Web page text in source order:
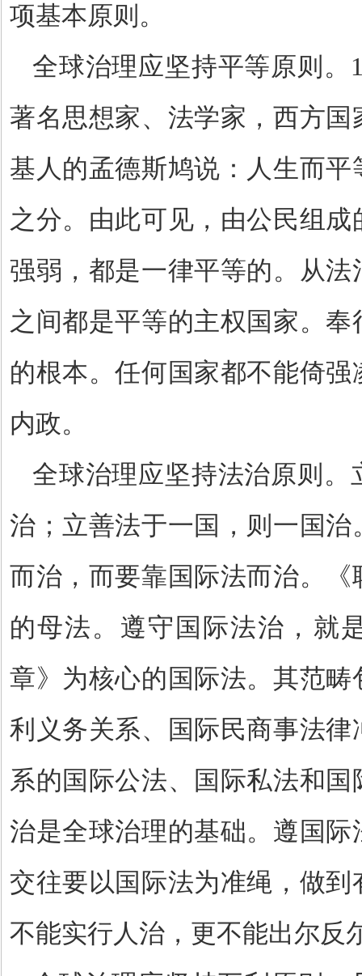
项基本原则。
全球治理应坚持平等原则。
著名思想家、法学家，西方
基人的孟德斯鸠说：人生而
之分。由此可见，由公民组
强弱，都是一律平等的。从
之间都是平等的主权国家。
的根本。任何国家都不能倚
内政。
全球治理应坚持法治原则。
治；立善法于一国，则一国
而治，而要靠国际法而治。
的母法。遵守国际法治，就
章》为核心的国际法。其范
利义务关系、国际民商事法
系的国际公法、国际私法和
治是全球治理的基础。遵国
交往要以国际法为准绳，做
不能实行人治，更不能出尔反